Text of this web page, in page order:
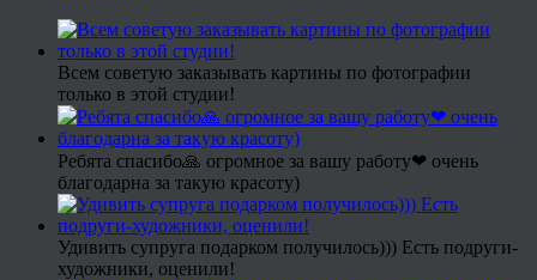
Всем советую заказывать картины по фотографии
только в этой студии!
Ребята спасибо🙏 огромное за вашу работу❤ очень
благодарна за такую красоту)
Удивить супруга подарком получилось))) Есть подруги-
художники, оценили!